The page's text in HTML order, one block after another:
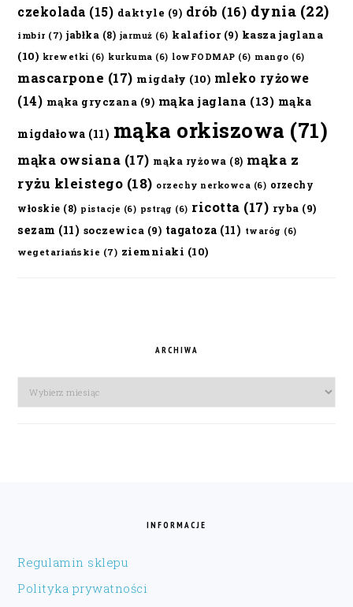
czekolada (15) daktyle (9) drób (16) dynia (22)
imbir (7) jabłka (8) jarmuż (6) kalafior(9) kasza jaglana
(10) krewetki (6) kurkuma (6) lowFODMAP (6) mango (6)
mascarpone (17) migdały (10) mleko ryżowe
(14) mąka gryczana (9) mąka jaglana (13) mąka
migdałowa (11) mąka orkiszowa (71)
mąka owsiana (17) mąka ryżowa (8) mąka z
ryżu kleistego (18) orzechy nerkowca (6) orzechy
włoskie (8) pistacje (6) pstrąg (6) ricotta (17) ryba (9)
sezam (11) soczewica (9) tagatoza (11) twaróg (6)
wegetariańskie (7) ziemniaki (10)
ARCHIWA
Archiwa
INFORMACJE
Regulamin sklepu
Polityka prywatności